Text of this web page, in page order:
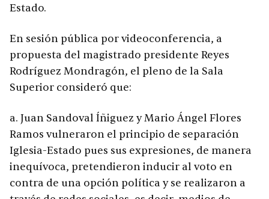
Estado.
En sesión pública por videoconferencia, a
propuesta del magistrado presidente Reyes
Rodríguez Mondragón, el pleno de la Sala
Superior consideró que:
a. Juan Sandoval Íñiguez y Mario Ángel Flores
Ramos vulneraron el principio de separación
Iglesia-Estado pues sus expresiones, de manera
inequívoca, pretendieron inducir al voto en
contra de una opción política y se realizaron a